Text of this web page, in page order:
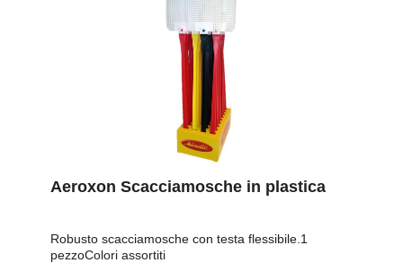
Aeroxon Scacciamosche in plastica
Robusto scacciamosche con testa flessibile.1
pezzoColori assortiti